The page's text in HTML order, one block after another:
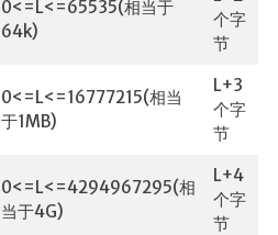
0<=L<=65535(相当于
64k)
个字
节
0<=L<=16777215(相当
于1MB)
L+3
个字
节
0<=L<=4294967295(相
当于4G)
L+4
个字
节